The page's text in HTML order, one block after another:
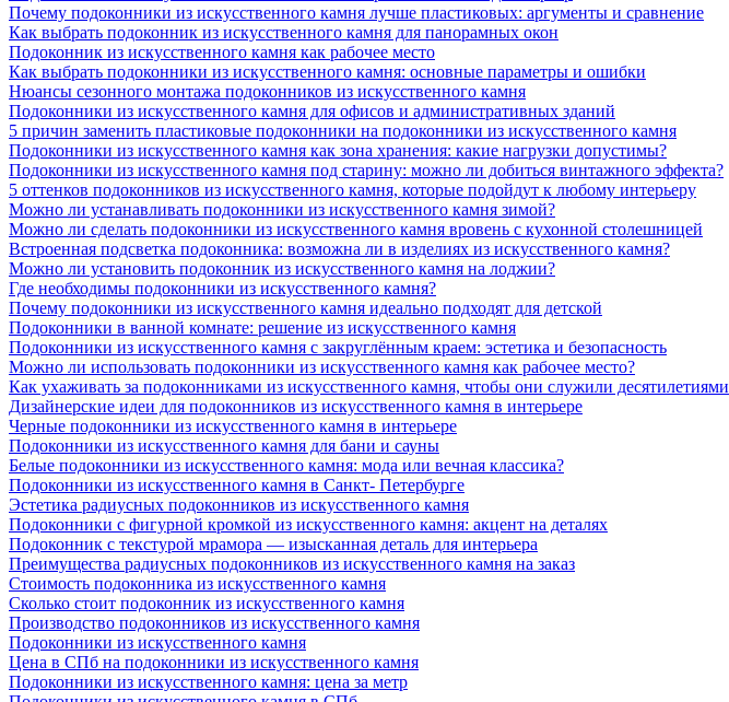
Почему подоконники из искусственного камня лучше пластиковых: аргументы и сравнение
Как выбрать подоконник из искусственного камня для панорамных окон
Подоконник из искусственного камня как рабочее место
Как выбрать подоконники из искусственного камня: основные параметры и ошибки
Нюансы сезонного монтажа подоконников из искусственного камня
Подоконники из искусственного камня для офисов и административных зданий
5 причин заменить пластиковые подоконники на подоконники из искусственного камня
Подоконники из искусственного камня как зона хранения: какие нагрузки допустимы?
Подоконники из искусственного камня под старину: можно ли добиться винтажного эффекта?
5 оттенков подоконников из искусственного камня, которые подойдут к любому интерьеру
Можно ли устанавливать подоконники из искусственного камня зимой?
Можно ли сделать подоконники из искусственного камня вровень с кухонной столешницей
Встроенная подсветка подоконника: возможна ли в изделиях из искусственного камня?
Можно ли установить подоконник из искусственного камня на лоджии?
Где необходимы подоконники из искусственного камня?
Почему подоконники из искусственного камня идеально подходят для детской
Подоконники в ванной комнате: решение из искусственного камня
Подоконники из искусственного камня с закруглённым краем: эстетика и безопасность
Можно ли использовать подоконники из искусственного камня как рабочее место?
Как ухаживать за подоконниками из искусственного камня, чтобы они служили десятилетиями
Дизайнерские идеи для подоконников из искусственного камня в интерьере
Черные подоконники из искусственного камня в интерьере
Подоконники из искусственного камня для бани и сауны
Белые подоконники из искусственного камня: мода или вечная классика?
Подоконники из искусственного камня в Санкт- Петербурге
Эстетика радиусных подоконников из искусственного камня
Подоконники с фигурной кромкой из искусственного камня: акцент на деталях
Подоконник с текстурой мрамора — изысканная деталь для интерьера
Преимущества радиусных подоконников из искусственного камня на заказ
Стоимость подоконника из искусственного камня
Сколько стоит подоконник из искусственного камня
Производство подоконников из искусственного камня
Подоконники из искусственного камня
Цена в СПб на подоконники из искусственного камня
Подоконники из искусственного камня: цена за метр